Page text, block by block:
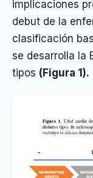
implicaciones
debut de la
clasificación
se desarrolla la
tipos (Figura 1).